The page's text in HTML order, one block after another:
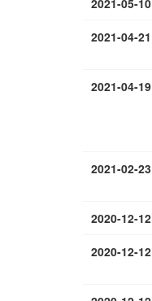
2021-05-10
2021-04-21
2021-04-19
2021-02-23
2020-12-12
2020-12-12